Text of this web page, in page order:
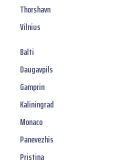
Thorshavn
Vilnius
Balti
Daugavpils
Gamprin
Kaliningrad
Monaco
Panevezhis
Pristina